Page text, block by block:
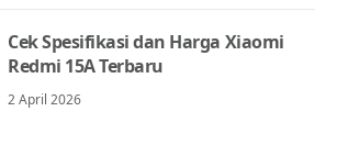
Cek Spesifikasi dan Harga Xiaomi
Redmi 15A Terbaru
2 April 2026